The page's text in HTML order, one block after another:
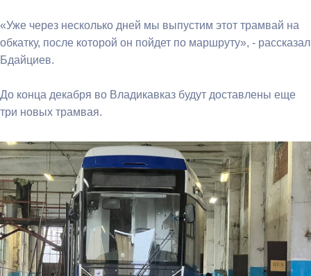
«Уже через несколько дней мы выпустим этот трамвай на
обкатку, после которой он пойдет по маршруту», - рассказал
Бдайциев.
До конца декабря во Владикавказ будут доставлены еще
три новых трамвая.